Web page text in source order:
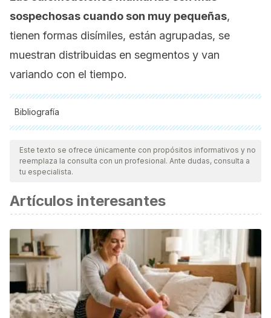
sospechosas cuando son muy pequeñas,
tienen formas disímiles, están agrupadas, se
muestran distribuidas en segmentos y van
variando con el tiempo.
Bibliografía
Todas las fuentes citadas fueron revisadas a profundidad por
nuestro equipo, para asegurar su calidad, confiabilidad,
vigencia y validez.La bibliografía de este artículo fue
científica.
Hernández, P. L. A., Estrada, T. T., Pizarro, A. L., Cisternas,
M. L. D., & Tapia, C. S. (2016).
Calcificaciones mamarias: descripción y clasificación según
la 5. a edición BI-RADS. Revista chilena de radiología,
22(2), 80-91.
Este texto se ofrece únicamente con propósitos informativos y no
reemplaza la consulta con un profesional. Ante dudas, consulta a
tu especialista.
Artículos interesantes